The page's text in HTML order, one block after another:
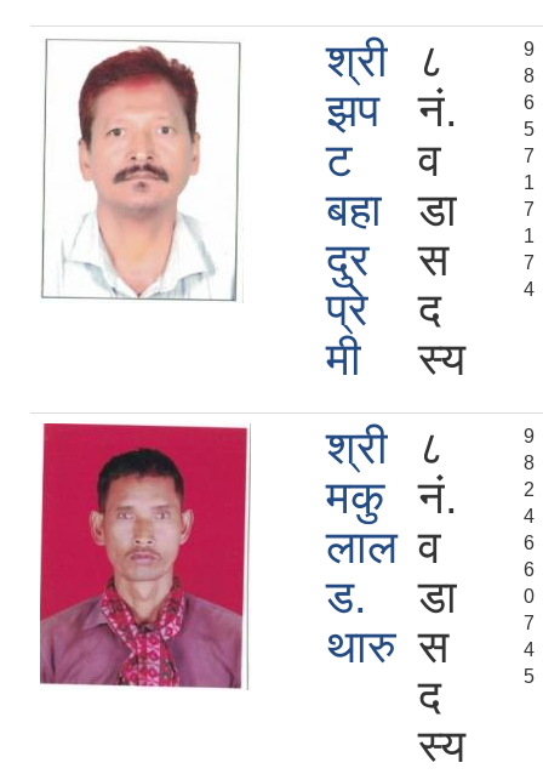
श्री
झप
ट
बहा
दुर
प्रे
मी
८
नं.
व
डा
स
द
स्य
9
8
6
5
7
1
7
1
7
4
श्री
मकु
लाल
ड.
थारु
८
नं.
व
डा
स
द
स्य
9
8
2
4
6
6
0
7
4
5